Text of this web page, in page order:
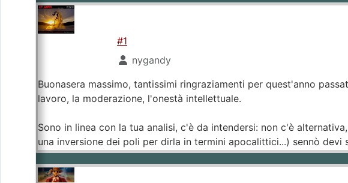
#1
nygandy
Buonasera massimo, tantissimi ringraziamenti per quest'anno
lavoro, la moderazione, l'onestà intellettuale.
Sono in linea con la tua analisi, c'è da intendersi: non c'è
una inversione dei poli per dirla in termini apocalittici...) sennò